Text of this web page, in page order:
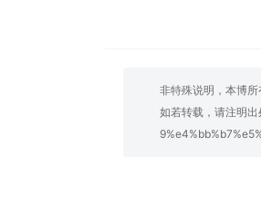
非特殊说明，本博所
如若转载，请注明出